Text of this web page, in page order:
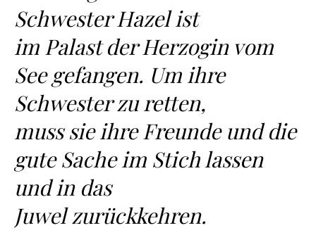
Schwester Hazel ist
im Palast der Herzogin vom
See gefangen. Um ihre
Schwester zu retten,
muss sie ihre Freunde und die
gute Sache im Stich lassen
und in das
Juwel zurückkehren.